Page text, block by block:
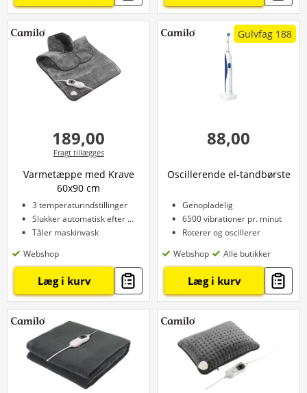
189,00
Fragt tillægges
Varmetæppe med Krave
60x90 cm
3 temperaturindstillinger
Slukker automatisk efter 90 minutter
Tåler maskinvask
Webshop
Læg i kurv
Gulvfag 188
88,00
Oscillerende el-tandbørste
Genopladelig
6500 vibrationer pr. minut
Roterer og oscillerer
Webshop
Alle butikker
Læg i kurv